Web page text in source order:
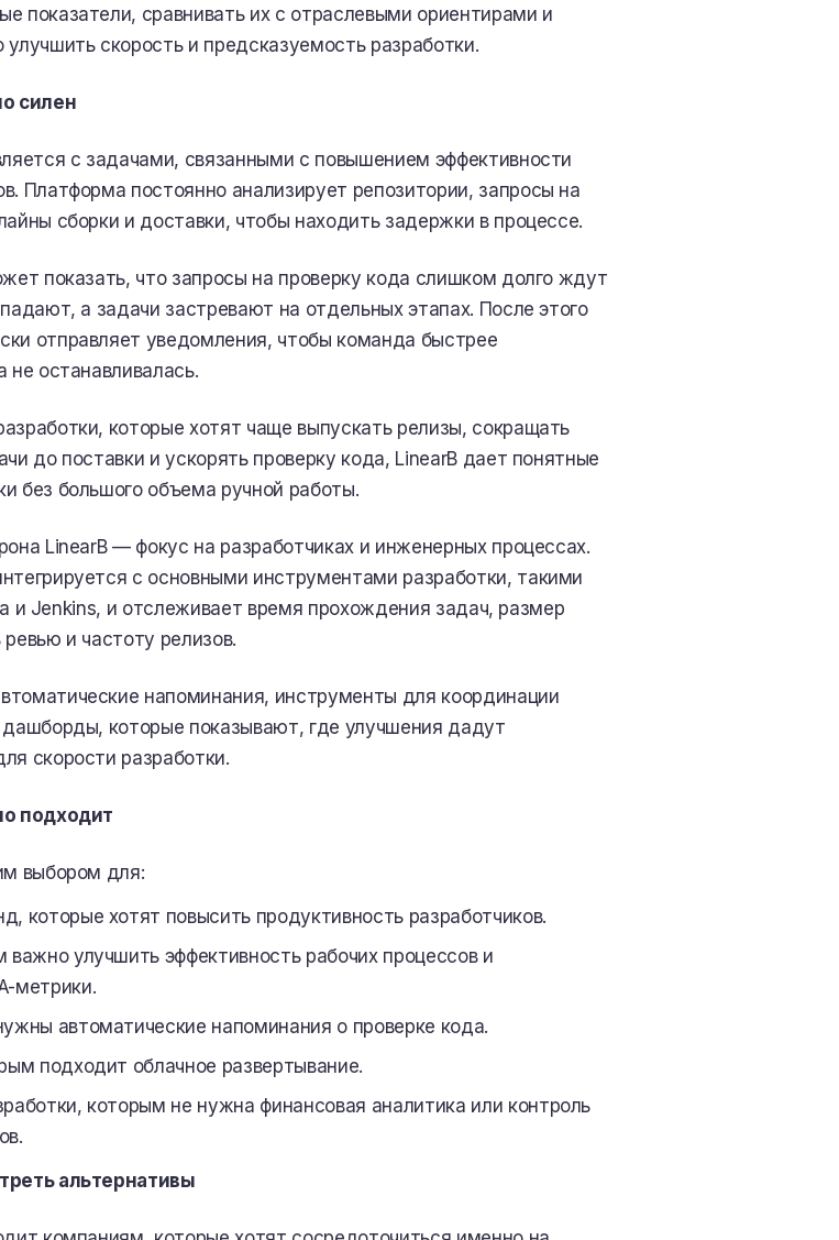
показатели, сравнивать их с отраслевыми ориентирами и
скорость и предсказуемость разработки.
силен
с задачами, связанными с повышением эффективности
Платформа постоянно анализирует репозитории, запросы на
сборки и доставки, чтобы находить задержки в процессе.
показать, что запросы на проверку кода слишком долго ждут
а задачи застревают на отдельных этапах. После этого
отправляет уведомления, чтобы команда быстрее
не останавливалась.
которые хотят чаще выпускать релизы, сокращать
до поставки и ускорять проверку кода, LinearB дает понятные
без большого объема ручной работы.
LinearB — фокус на разработчиках и инженерных процессах.
с основными инструментами разработки, такими
и Jenkins, и отслеживает время прохождения задач, размер
и частоту релизов.
напоминания, инструменты для координации
дашборды, которые показывают, где улучшения дадут
скорости разработки.
подходит
выбором для:
которые хотят повысить продуктивность разработчиков.
улучшить эффективность рабочих процессов и
метрики.
автоматические напоминания о проверке кода.
подходит облачное развертывание.
которым не нужна финансовая аналитика или контроль
альтернативы